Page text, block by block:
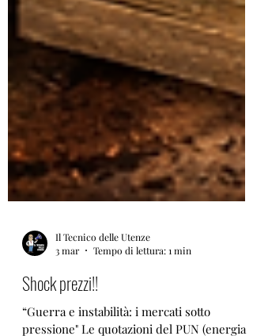
Il Tecnico delle Utenze
3 mar
Tempo di lettura: 1 min
Shock prezzi!!